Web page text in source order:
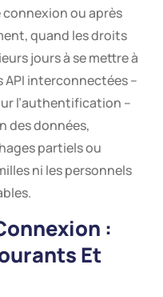
ou après
quand les droits
jours à se mettre à
API interconnectées –
l’authentification –
des données,
partiels ou
ni les personnels
:
Et